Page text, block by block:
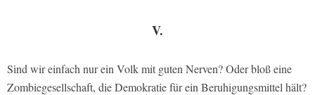
V.
Sind wir einfach nur ein Volk mit guten Nerven? Oder bloß eine
Zombiegesellschaft, die Demokratie für ein Beruhigungsmittel hält?